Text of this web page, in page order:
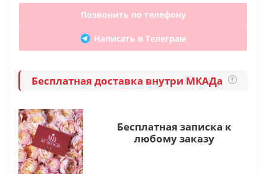
Позвонить по телефону
Написать в Телеграм
Бесплатная доставка внутри МКАДа ?
Бесплатная записка к
любому заказу